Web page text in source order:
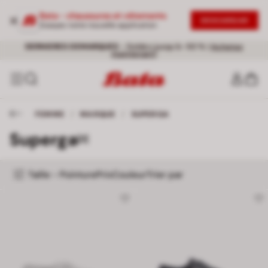
Bata - chaussures et vêtements
Essayez notre nouvelle application
Livraison gratuite pour toute commande supérieure à 60 €
DERNIERES DEMARQUES
- Soldes jusqu’à -50 % |Achetez
maintenant!
FEMME MARQUE SUPERGA
Superga[2]
Taille - PointurePrixCouleur Trier par